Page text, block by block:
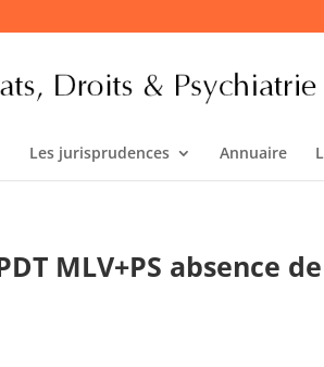
Les jurisprudences Annuaire
MLV+PS absence